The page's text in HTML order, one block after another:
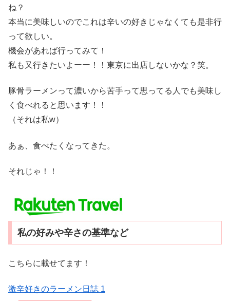
ね？
本当に美味しいのでこれは辛いの好きじゃなくても是非行
って欲しい。
機会があれば行ってみて！
私も又行きたいよーー！！東京に出店しないかな？笑。
豚骨ラーメンって濃いから苦手って思ってる人でも美味し
く食べれると思います！！
（それは私w）
あぁ、食べたくなってきた。
それじゃ！！
私の好みや辛さの基準など
こちらに載せてます！
激辛好きのラーメン日誌 1